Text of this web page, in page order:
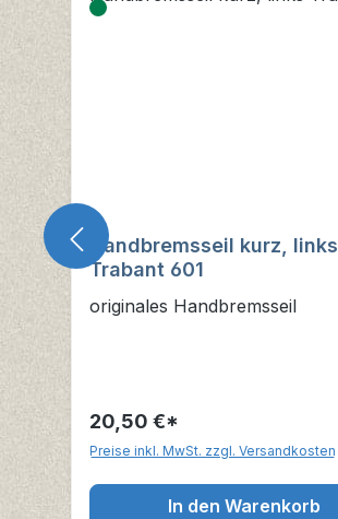
Handbremsseil kurz, links
Trabant 601
originales Handbremsseil
20,50 €*
Preise inkl. MwSt. zzgl. Versandkosten
In den Warenkorb